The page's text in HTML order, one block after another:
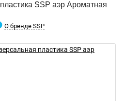
SSP аэр Ароматная
О бренде SSP